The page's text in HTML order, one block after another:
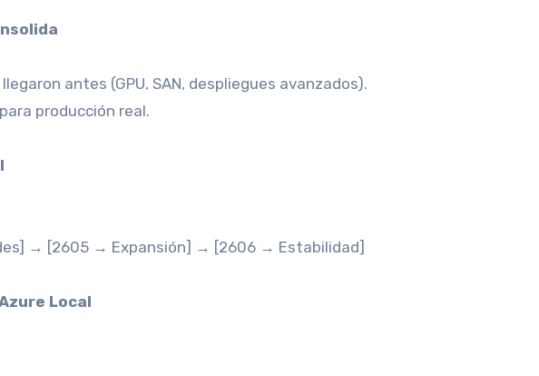
antes (GPU, SAN, despliegues avanzados).
producción real.
→ [2605 → Expansión] → [2606 → Estabilidad]
Local